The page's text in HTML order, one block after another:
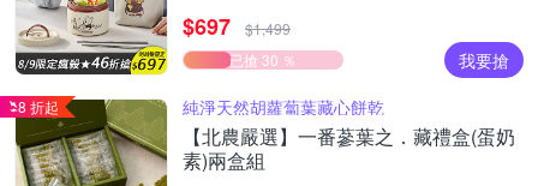
$697
$1,499
已搶 30 ％
我要搶
8 折起 純淨天然胡蘿蔔葉藏心餅乾
【北農嚴選】一番蔘葉之．藏禮盒(蛋奶
素)兩盒組